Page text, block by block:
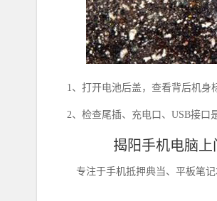
1、 打开电池后盖，查看背后机身
2、 检查尾插、充电口、 USB接口
揭阳手机电脑
专注于手机抵押典当、平板笔